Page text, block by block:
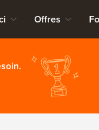
Offres